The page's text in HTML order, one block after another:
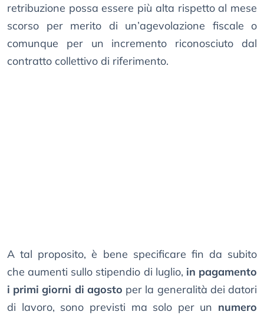
retribuzione possa essere più alta rispetto al mese
scorso per merito di un’agevolazione fiscale o
comunque per un incremento riconosciuto dal
contratto collettivo di riferimento.
A tal proposito, è bene specificare fin da subito
che aumenti sullo stipendio di luglio, in pagamento
i primi giorni di agosto per la generalità dei datori
di lavoro, sono previsti ma solo per un numero